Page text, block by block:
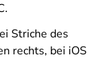
Striche des
rechts, bei iOS